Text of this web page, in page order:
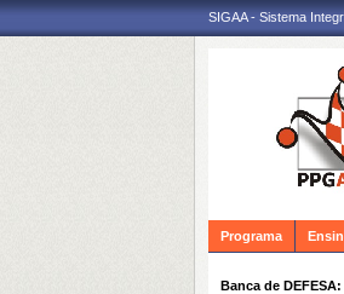
SIGAA - Sistema
Programa
Banca de DEFESA: